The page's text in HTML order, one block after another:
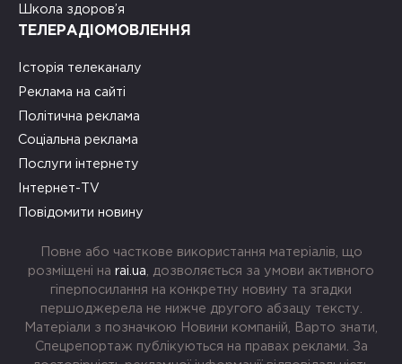
Школа здоров’я
ТЕЛЕРАДІОМОВЛЕННЯ
Історія телеканалу
Реклама на сайті
Політична реклама
Соціальна реклама
Послуги інтернету
Інтернет-TV
Повідомити новину
Повне або часткове використання матеріалів, що
розміщені на rai.ua , дозволяється за умови активного
гіперпосилання на конкретну новину та згадки
першоджерела не нижче другого абзацу тексту.
Матеріали з позначкою Новини компаній, Варто знати,
Спецрепортаж публікуються на правах реклами. За